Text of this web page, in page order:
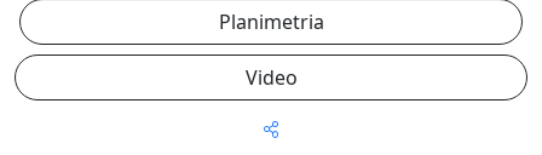
Planimetria
Video